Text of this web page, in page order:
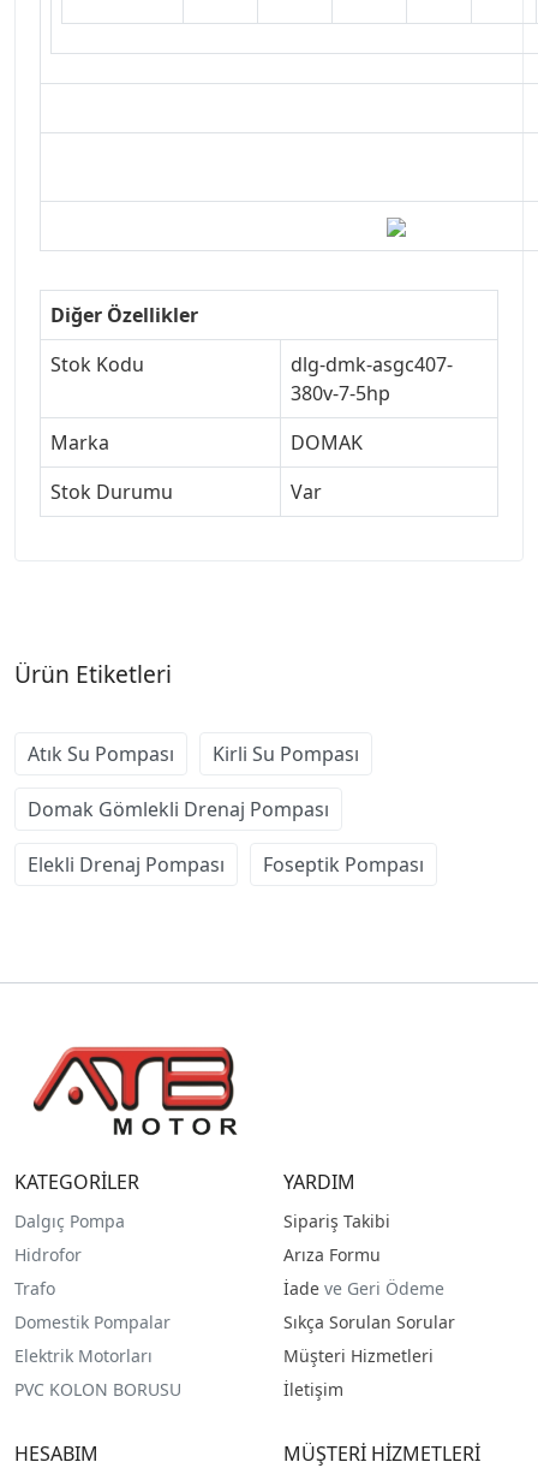
Diğer Özellikler
Stok Kodu
dlg-dmk-asgc407-
380v-7-5hp
Marka
DOMAK
Stok Durumu
Var
Ürün Etiketleri
Atık Su Pompası Kirli Su Pompası
Domak Gömlekli Drenaj Pompası
Elekli Drenaj Pompası Foseptik Pompası
KATEGORİLER
Dalgıç Pompa
Hidrofor
Trafo
Domestik Pompalar
Elektrik Motorları
PVC KOLON BORUSU
YARDIM
Sipariş Takibi
Arıza Formu
İade ve Geri Ödeme
Sıkça Sorulan Sorular
Müşteri Hizmetleri
İletişim
HESABIM MÜŞTERİ HİZMETLERİ